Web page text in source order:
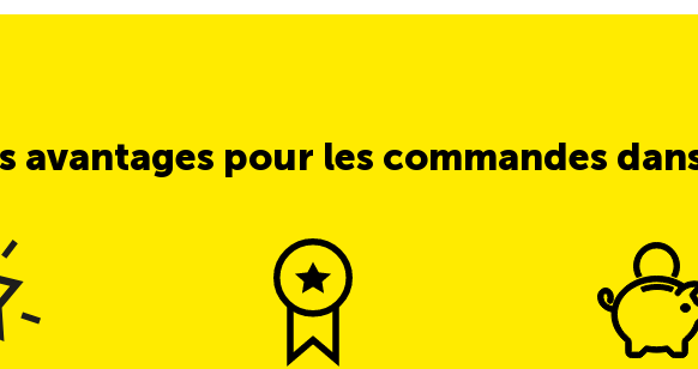
avantages pour les commandes